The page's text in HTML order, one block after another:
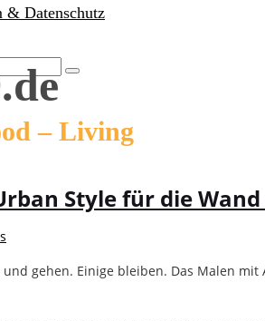
& Datenschutz
– Living
Style für die
und gehen. Einige bleiben. Das Malen